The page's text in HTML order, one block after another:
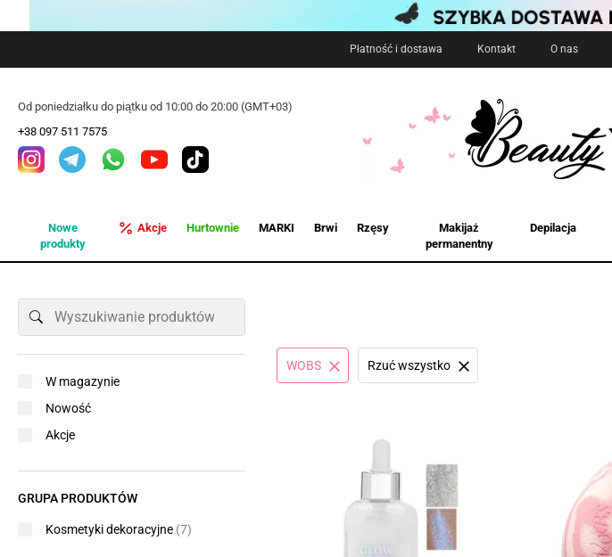
Płatność i dostawa Kontakt O nas
Od poniedziałku do piątku od 10:00 do 20:00 (GMT+03)
+38 097 511 7575
Nowe
produkty
Akcje Hurtownie MARKI Brwi Rzęsy
Makijaż
permanentny
Depilacja
WOBS Rzuć wszystko
W magazynie
Nowość
Akcje
GRUPA PRODUKTÓW
Kosmetyki dekoracyjne (7)